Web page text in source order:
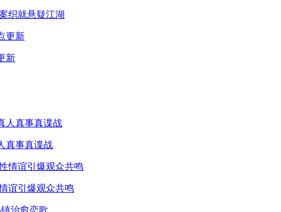
织就悬疑江湖
新
真事真谍战
谊引爆观众共鸣